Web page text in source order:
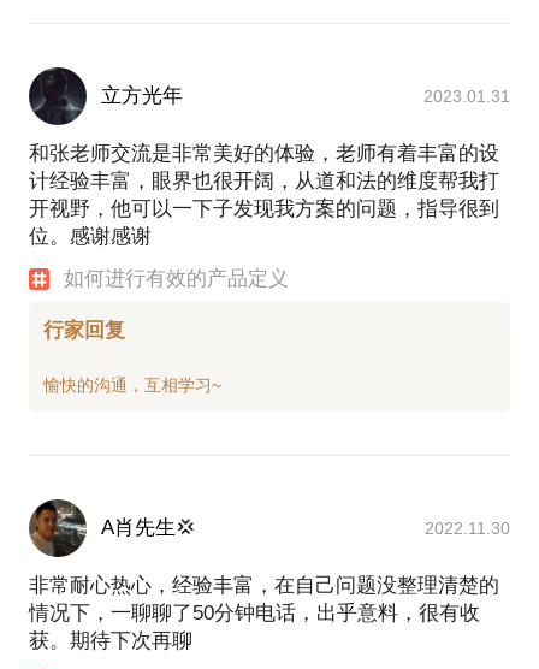
立方光年 2023.01.31
和张老师交流是非常美好的体验，老师有着丰富的设
计经验丰富，眼界也很开阔，从道和法的维度帮我打
开视野，他可以一下子发现我方案的问题，指导很到
位。感谢感谢
如何进行有效的产品定义
行家回复
A肖先生💢 2022.11.30
非常耐心热心，经验丰富，在自己问题没整理清楚的
情况下，一聊聊了50分钟电话，出乎意料，很有收
获。期待下次再聊